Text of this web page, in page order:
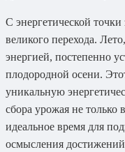
С энергетической
великого перехода.
энергией, постепенно
плодородной осени.
уникальную
сбора урожая не
идеальное время для
осмысления